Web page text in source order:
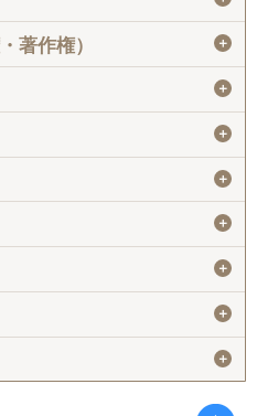
著作権） ＋
＋
＋
＋
＋
＋
＋
＋